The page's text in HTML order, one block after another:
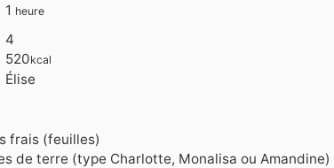
1 heure
heure
4
520kcal
Élise
frais (feuilles)
de terre (type Charlotte, Monalisa ou Amandine)